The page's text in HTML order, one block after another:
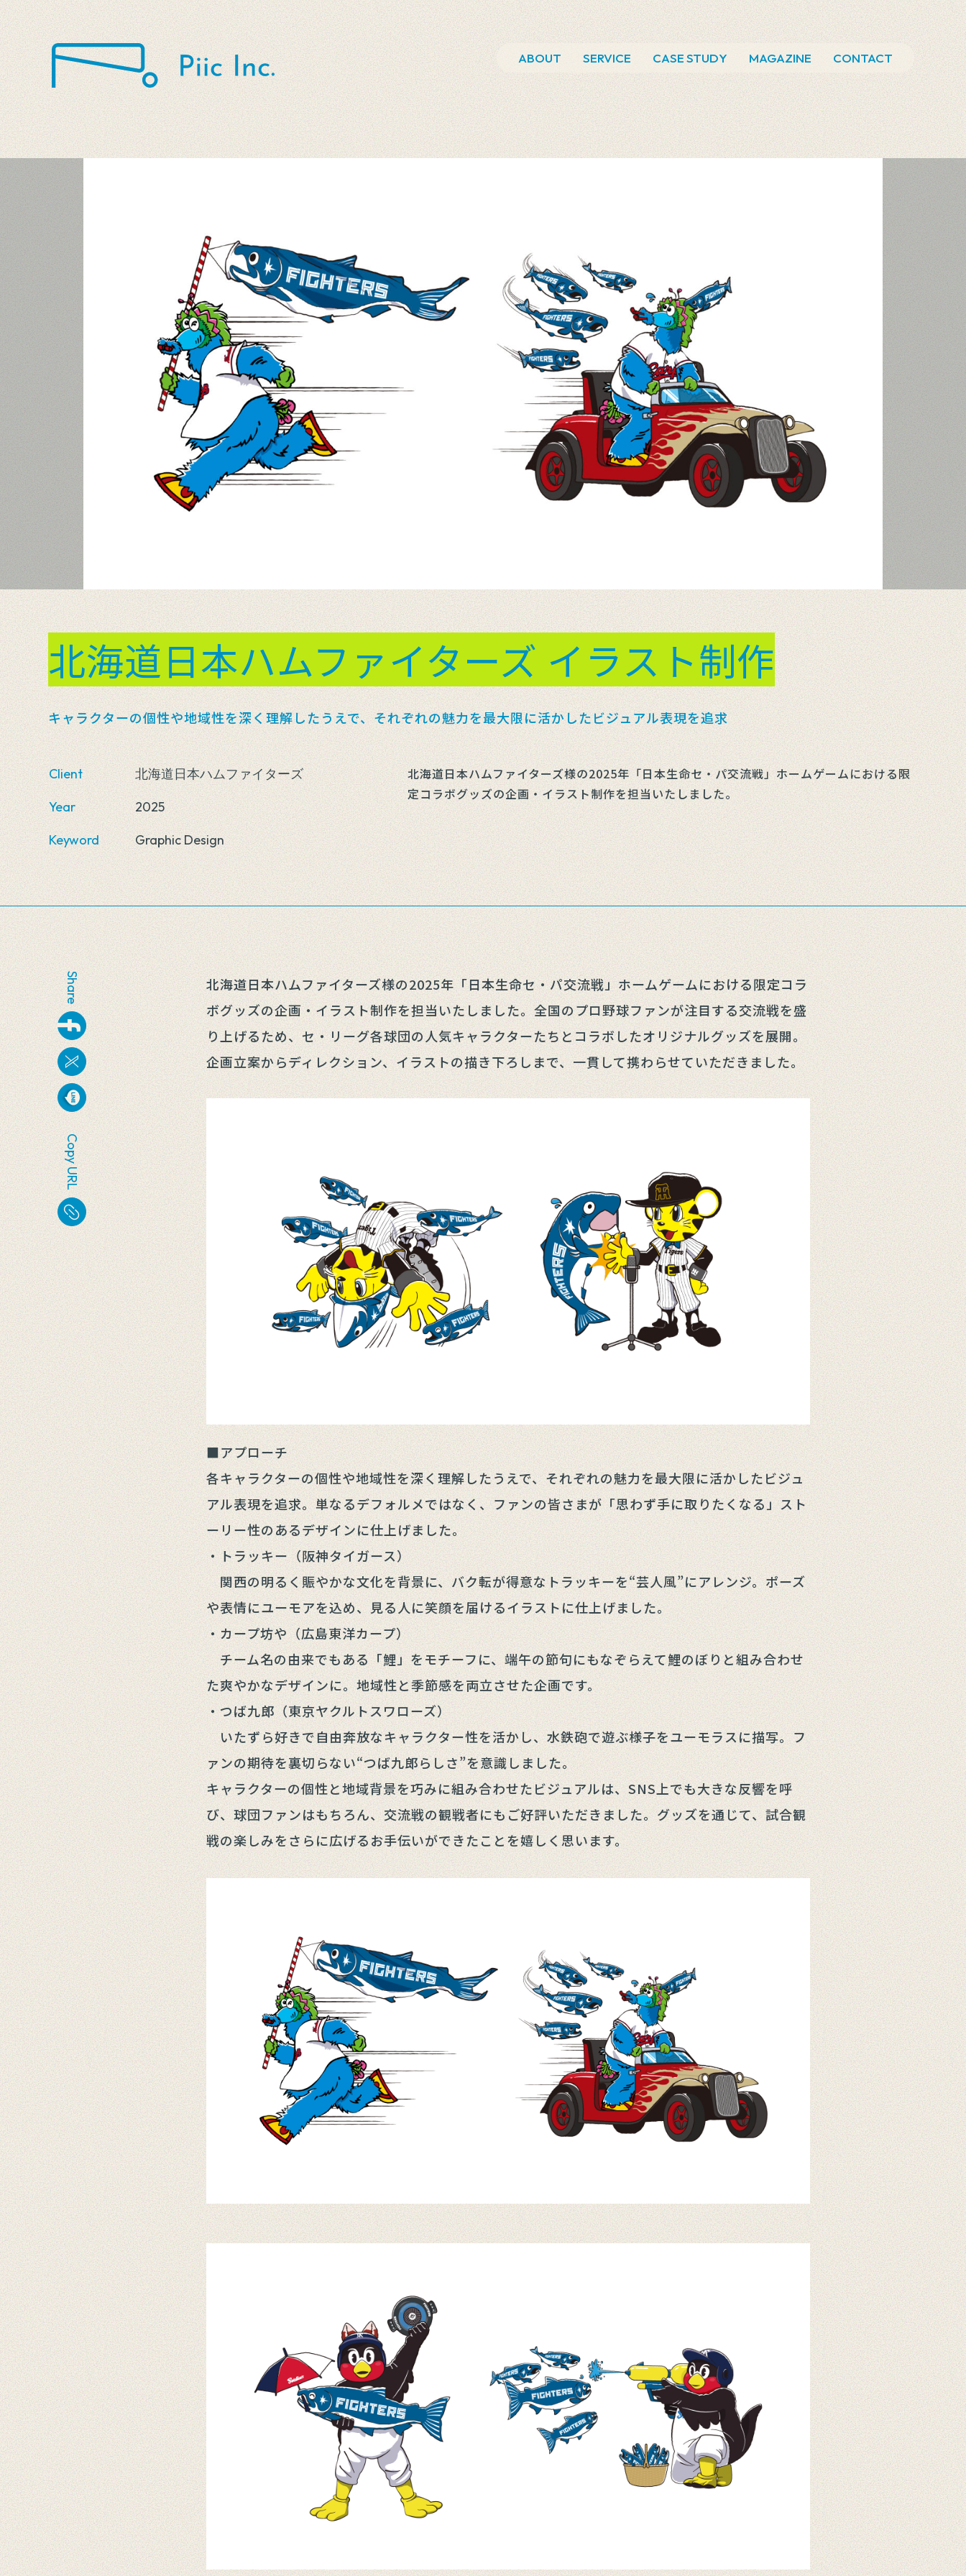
ABOUT SERVICE CASE STUDY MAGAZINE CONTACT
北海道日本ハムファイターズ イラスト制作
キャラクターの個性や地域性を深く理解したうえで、それぞれの魅力を最大限に活かしたビジュアル表現を追求
Client
北海道日本ハムファイターズ
Year
2025
Keyword
Graphic Design
北海道日本ハムファイターズ様の2025年「日本生命セ・パ交流戦」ホームゲームにおける限
定コラボグッズの企画・イラスト制作を担当いたしました。
北海道日本ハムファイターズ様の2025年「日本生命セ・パ交流戦」ホームゲームにおける限定コラ
ボグッズの企画・イラスト制作を担当いたしました。全国のプロ野球ファンが注目する交流戦を盛
り上げるため、セ・リーグ各球団の人気キャラクターたちとコラボしたオリジナルグッズを展開。
企画立案からディレクション、イラストの描き下ろしまで、一貫して携わらせていただきました。
■アプローチ
各キャラクターの個性や地域性を深く理解したうえで、それぞれの魅力を最大限に活かしたビジュ
アル表現を追求。単なるデフォルメではなく、ファンの皆さまが「思わず手に取りたくなる」スト
ーリー性のあるデザインに仕上げました。
・トラッキー（阪神タイガース）
関西の明るく賑やかな文化を背景に、バク転が得意なトラッキーを“芸人風”にアレンジ。ポーズ
や表情にユーモアを込め、見る人に笑顔を届けるイラストに仕上げました。
・カープ坊や（広島東洋カープ）
チーム名の由来でもある「鯉」をモチーフに、端午の節句にもなぞらえて鯉のぼりと組み合わせ
た爽やかなデザインに。地域性と季節感を両立させた企画です。
・つば九郎（東京ヤクルトスワローズ）
いたずら好きで自由奔放なキャラクター性を活かし、水鉄砲で遊ぶ様子をユーモラスに描写。フ
ァンの期待を裏切らない“つば九郎らしさ”を意識しました。
キャラクターの個性と地域背景を巧みに組み合わせたビジュアルは、SNS上でも大きな反響を呼
び、球団ファンはもちろん、交流戦の観戦者にもご好評いただきました。グッズを通じて、試合観
戦の楽しみをさらに広げるお手伝いができたことを嬉しく思います。
Share
Copy URL